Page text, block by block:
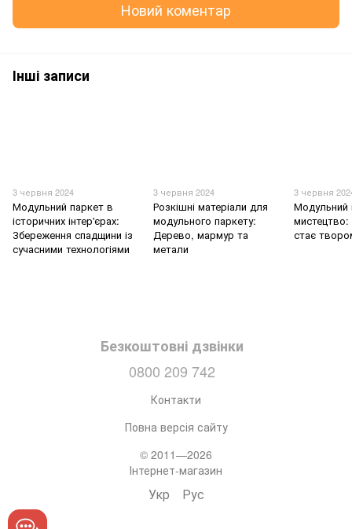
Новий коментар
Інші записи
3 червня 2024
Модульний паркет в
історичних інтер'єрах:
Збереження спадщини із
сучасними технологіями
3 червня 2024
Розкішні матеріали для
модульного паркету:
Дерево, мармур та
метали
3 червня
Модульний
мистецтво:
стає
Безкоштовні дзвінки
0800 209 742
Контакти
Повна версія сайту
© 2011—2026
Інтернет-магазин
Укр Рус